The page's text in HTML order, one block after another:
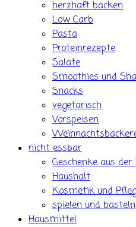
herzhaft backen
Low Carb
Pasta
Proteinrezepte
Salate
Smoothies und
Snacks
vegetarisch
Vorspeisen
nicht essbar
Geschenke aus der
Haushalt
Kosmetik und
spielen und basteln
Hausmittel